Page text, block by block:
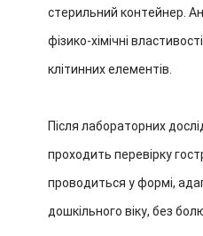
стерильний контейнер.
фізико-хімічні
клітинних елементів.
Після лабораторних
проходить перевірку
проводиться у формі,
дошкільного віку, без